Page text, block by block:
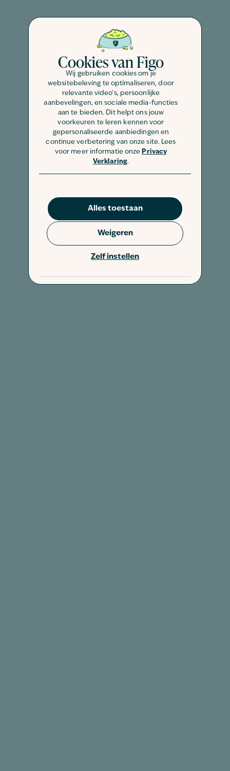
Cookies van Figo
Wij gebruiken cookies om je
websitebeleving te optimaliseren, door
relevante video's, persoonlijke
aanbevelingen, en sociale media-functies
aan te bieden. Dit helpt ons jouw
voorkeuren te leren kennen voor
gepersonaliseerde aanbiedingen en
continue verbetering van onze site. Lees
voor meer informatie onze Privacy
Verklaring.
Alles toestaan
Zelf instellen
Weigeren